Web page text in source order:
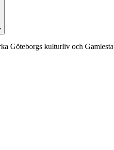
Göteborgs kulturliv och